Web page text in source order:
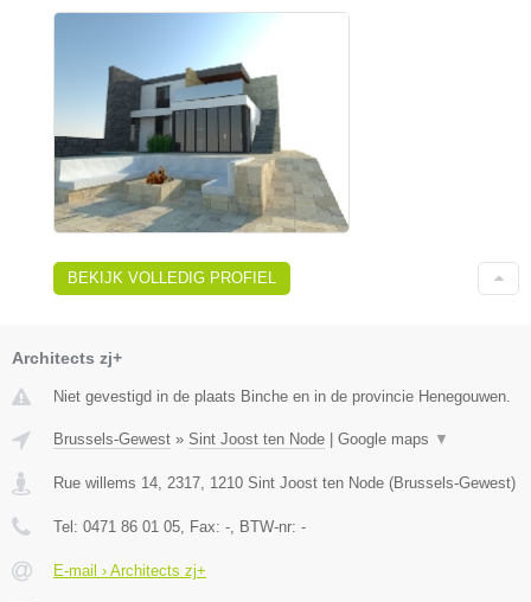
BEKIJK VOLLEDIG PROFIEL
Architects zj+
Niet gevestigd in de plaats Binche en in de provincie Henegouwen.
Brussels-Gewest » Sint Joost ten Node Google maps ▼
Rue willems 14, 2317, 1210 Sint Joost ten Node (Brussels-Gewest)
Tel: 0471 86 01 05, Fax: -, BTW-nr: -
E-mail › Architects zj+